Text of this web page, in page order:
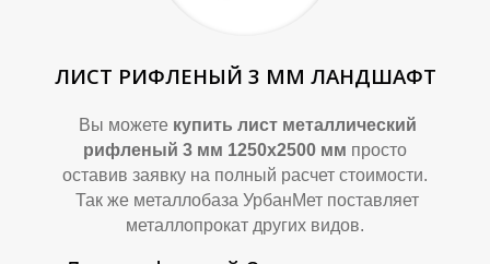
ЛИСТ РИФЛЕНЫЙ 3 ММ ЛАНДШАФТ
Вы можете купить лист металлический
рифленый 3 мм 1250х2500 мм просто
оставив заявку на полный расчет стоимости.
Так же металлобаза УрбанМет поставляет
металлопрокат других видов.